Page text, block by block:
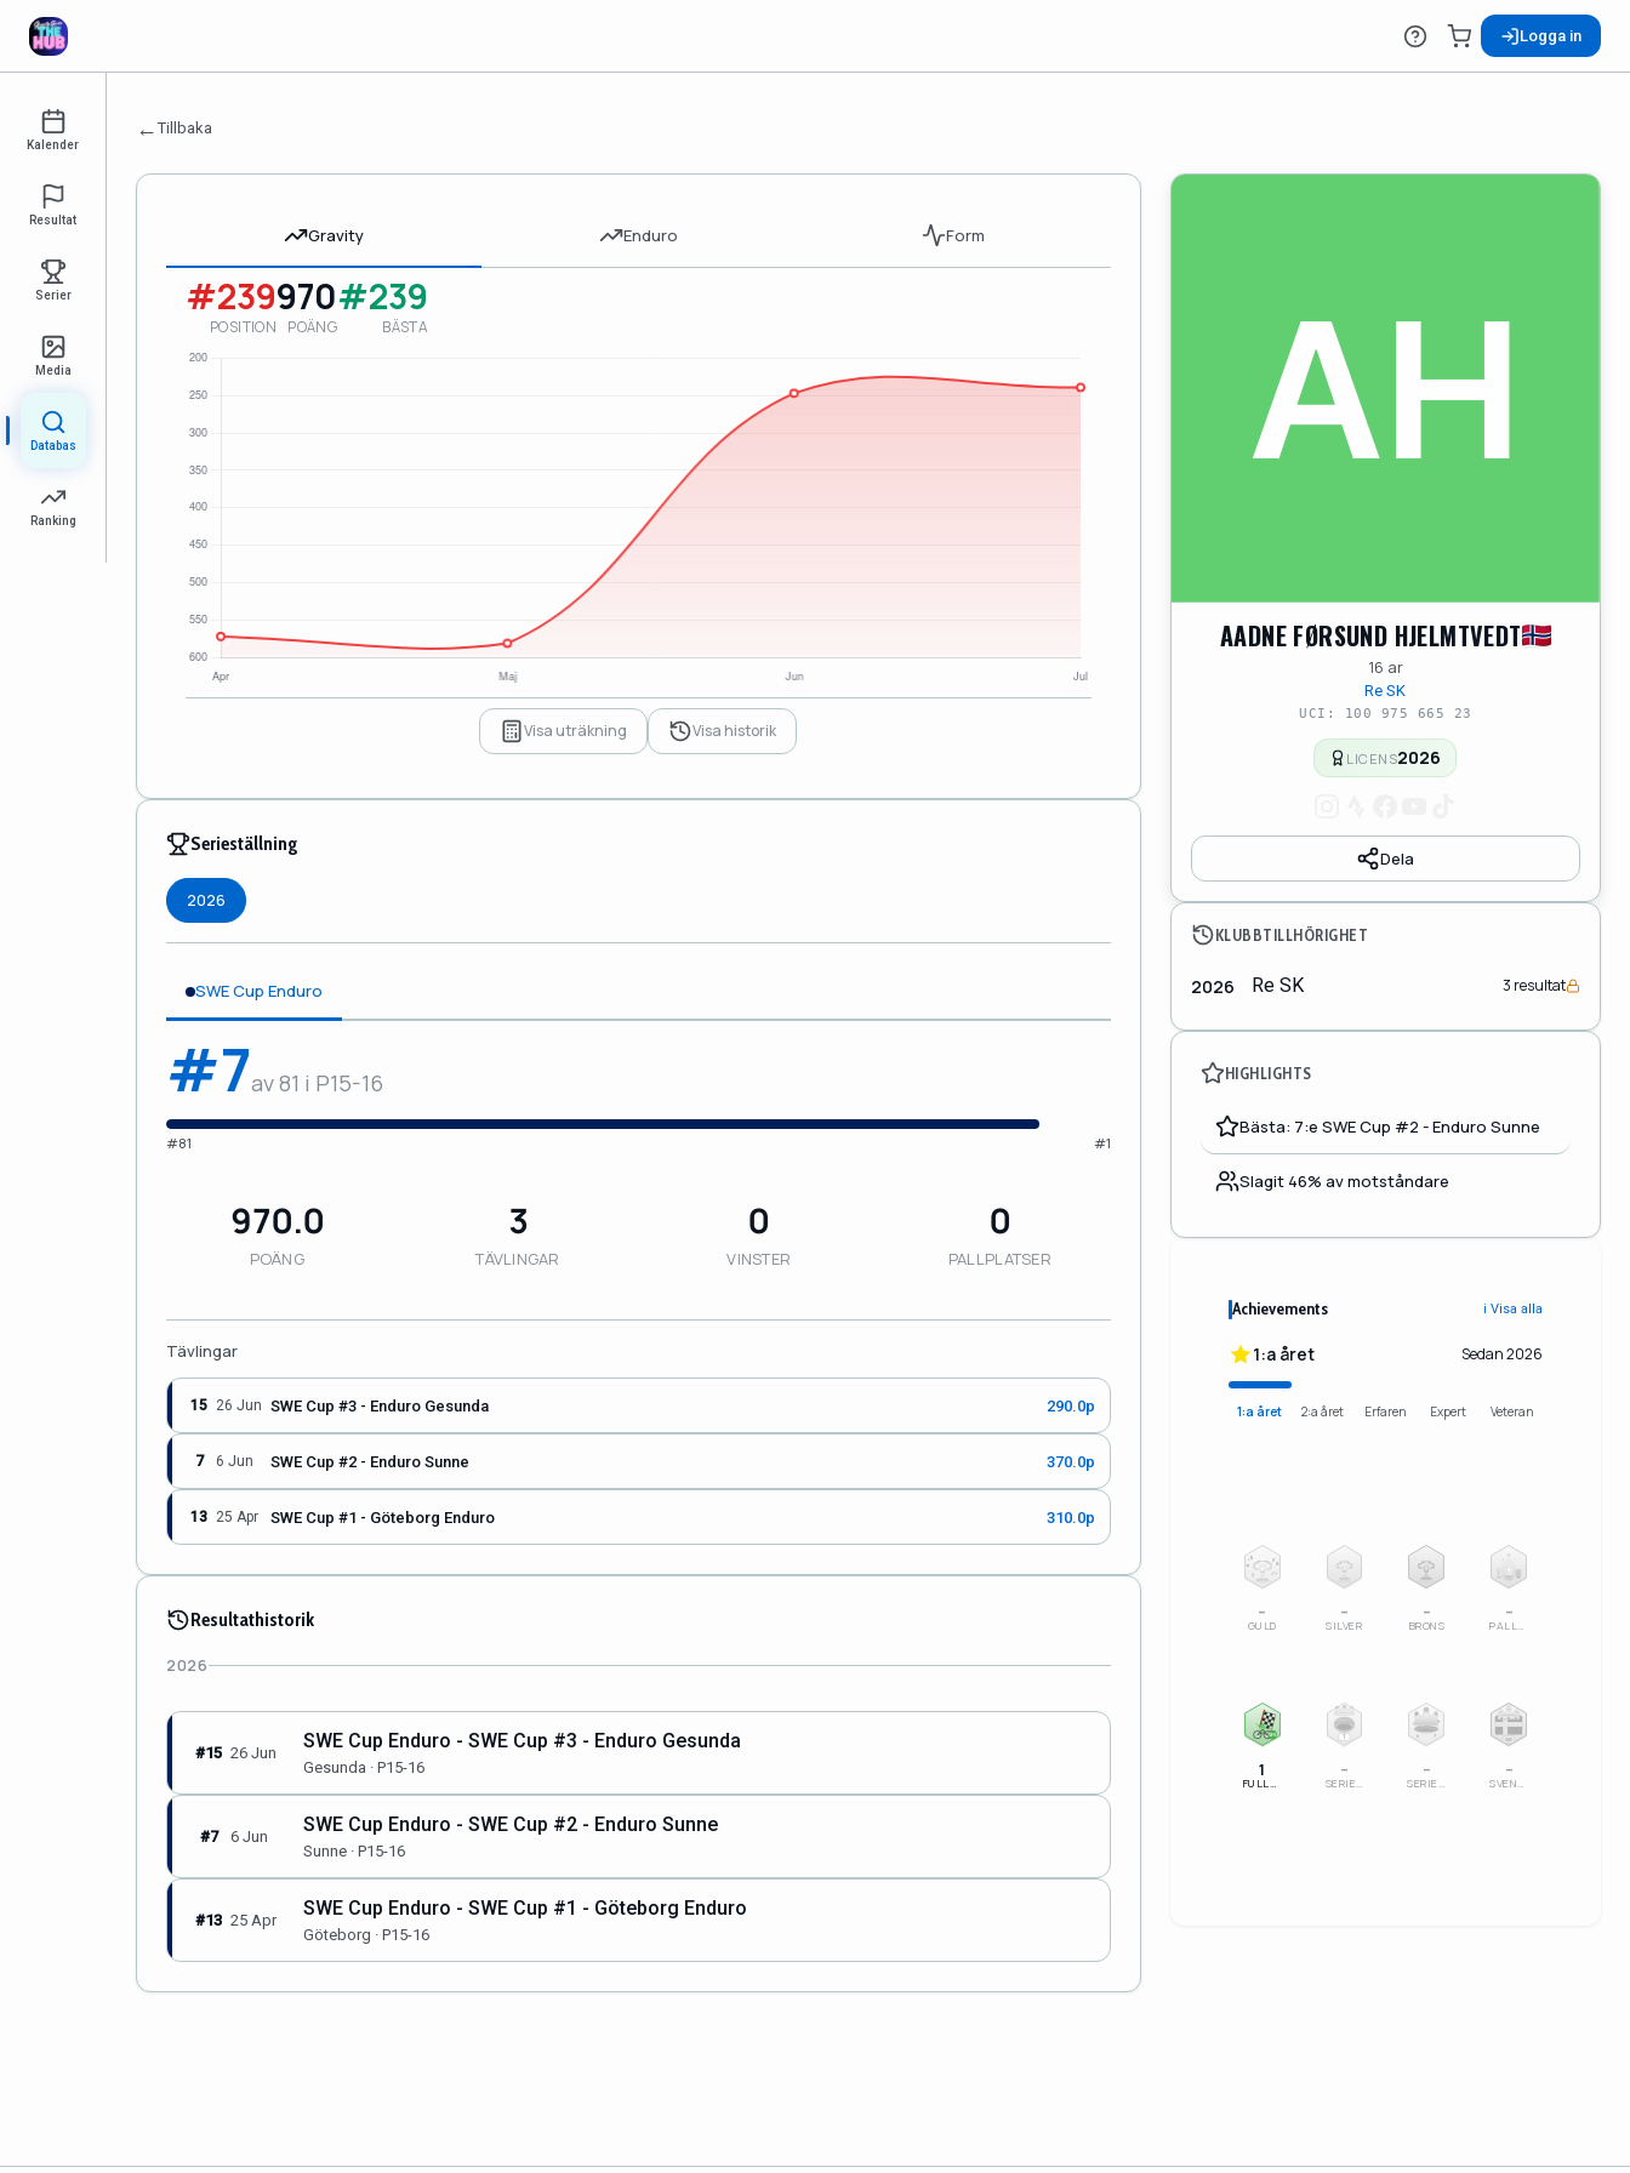
Logga in
Kalender
Resultat
Serier
Media
Databas
Ranking
←Tillbaka
Gravity Enduro Form
#239
POSITION
970
POÄNG
#239
BÄSTA
Visa uträkning Visa historik
Serieställning
2026
SWE Cup Enduro
#7av 81 i P15-16
#81 #1
970.0
POÄNG
3
TÄVLINGAR
0
VINSTER
0
PALLPLATSER
Tävlingar
15 26 Jun SWE Cup #3 - Enduro Gesunda 290.0p
7 6 Jun SWE Cup #2 - Enduro Sunne 370.0p
13 25 Apr SWE Cup #1 - Göteborg Enduro 310.0p
Resultathistorik
2026
#15 26 Jun
SWE Cup Enduro - SWE Cup #3 - Enduro Gesunda
Gesunda · P15-16
#7 6 Jun
SWE Cup Enduro - SWE Cup #2 - Enduro Sunne
Sunne · P15-16
#13 25 Apr
SWE Cup Enduro - SWE Cup #1 - Göteborg Enduro
Göteborg · P15-16
AADNE FØRSUND HJELMTVEDT
16 ar
Re SK
UCI: 100 975 665 23
LICENS2026
Dela
KLUBBTILLHÖRIGHET
2026 Re SK 3 resultat
HIGHLIGHTS
Bästa: 7:e SWE Cup #2 - Enduro Sunne
Slagit 46% av motståndare
Achievements ℹ️ Visa alla
1:a året Sedan 2026
1:a året 2:a året Erfaren Expert Veteran
–
GULD
–
SILVER
–
BRONS
–
PALLSERIE
100%
1
FULLFÖLJT
1
–
SERIELEDARE
–
SERIESEGRARE
SM
–
SVENSK MÄSTARE